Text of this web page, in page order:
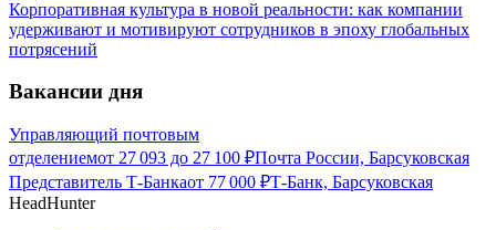
Корпоративная культура в новой реальности: как компании
удерживают и мотивируют сотрудников в эпоху глобальных
потрясений
Вакансии дня
Управляющий почтовым
отделениемот 27 093 до 27 100 ₽Почта России, Барсуковская
Представитель Т-Банкаот 77 000 ₽Т-Банк, Барсуковская
HeadHunter